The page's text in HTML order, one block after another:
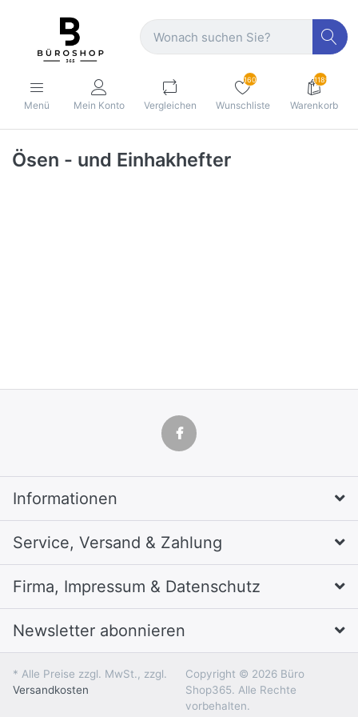
Menü Mein Konto Vergleichen
160
Wunschliste
1189
Warenkorb
Ösen - und Einhakhefter
Informationen
Service, Versand & Zahlung
Firma, Impressum & Datenschutz
Newsletter abonnieren
* Alle Preise zzgl. MwSt., zzgl.
Versandkosten
Copyright © 2026 Büro
Shop365. Alle Rechte
vorbehalten.